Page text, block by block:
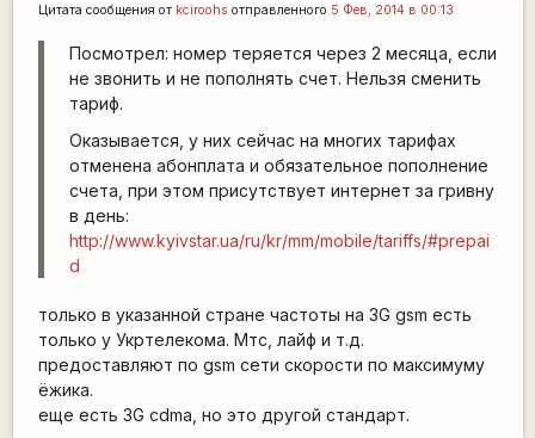
Цитата сообщения от kciroohs отправленного 5 Фев, 2014 в 00:13
Посмотрел: номер теряется через 2 месяца, если
не звонить и не пополнять счет. Нельзя сменить
тариф.
Оказывается, у них сейчас на многих тарифах
отменена абонплата и обязательное пополнение
счета, при этом присутствует интернет за гривну
в день:
http://www.kyivstar.ua/ru/kr/mm/mobile/tariffs/#prepai
d
только в указанной стране частоты на 3G gsm есть
только у Укртелекома. Мтс, лайф и т.д.
предоставляют по gsm сети скорости по максимуму
ёжика.
еще есть 3G cdma, но это другой стандарт.